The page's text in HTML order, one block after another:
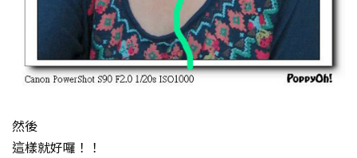
然後
這樣就好囉！！